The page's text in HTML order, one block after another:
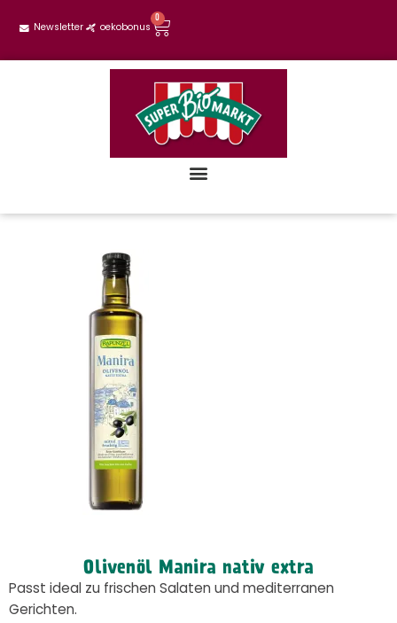
Newsletter oekobonus
0
Olivenöl Manira nativ extra
Passt ideal zu frischen Salaten und mediterranen
Gerichten.